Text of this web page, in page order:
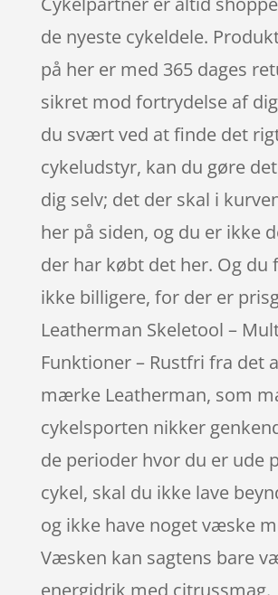
de nyeste cykeldele.
på her er med 365 dages
sikret mod fortrydelse af
du svært ved at finde det
cykeludstyr, kan du gøre
dig selv; det der skal i
her på siden, og du er ikke
der har købt det her. Og du
ikke billigere, for der er
Leatherman Skeletool –
Funktioner – Rustfri fra det
mærke Leatherman, som
cykelsporten nikker
de perioder hvor du er ude
cykel, skal du ikke lave
og ikke have noget væske
Væsken kan sagtens bare
energidrik med citrussmag.